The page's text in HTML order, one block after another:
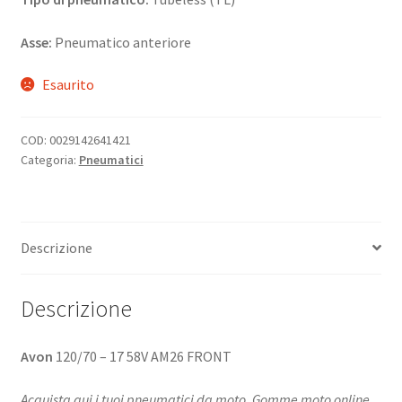
Asse: Pneumatico anteriore
Esaurito
COD: 0029142641421
Categoria: Pneumatici
Descrizione
Descrizione
Avon 120/70 – 17 58V AM26 FRONT